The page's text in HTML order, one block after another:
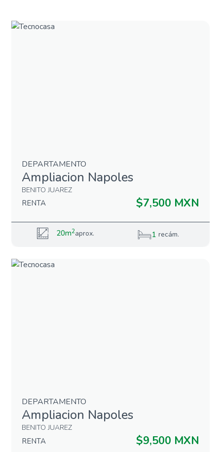
DEPARTAMENTO
Ampliacion Napoles
BENITO JUAREZ
RENTA $7,500 MXN
20m2aprox. 1recám.
DEPARTAMENTO
Ampliacion Napoles
BENITO JUAREZ
RENTA $9,500 MXN